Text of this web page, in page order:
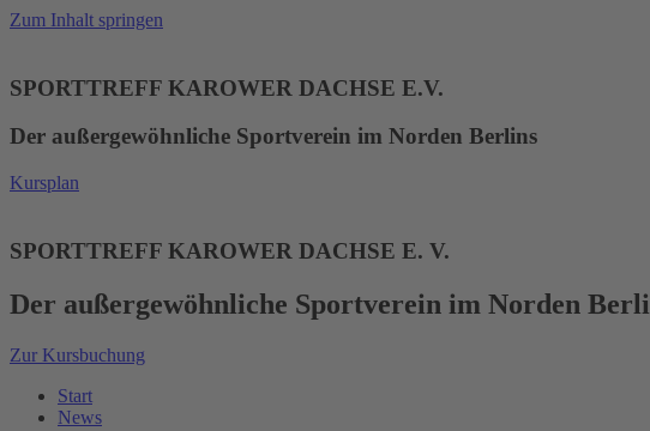
Zum Inhalt springen
SPORTTREFF KAROWER DACHSE E.V.
Der außergewöhnliche Sportverein im Norden Berlins
Kursplan
SPORTTREFF KAROWER DACHSE E. V.
Der außergewöhnliche Sportverein im Norden
Zur Kursbuchung
Start
News